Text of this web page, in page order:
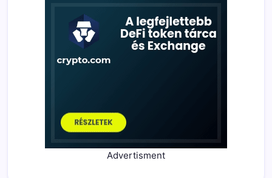
Advertisment